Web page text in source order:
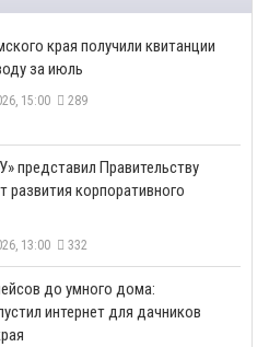
края получили квитанции
за июль
15:00 289
представил Правительству
развития корпоративного
13:00 332
до умного дома:
интернет для дачников